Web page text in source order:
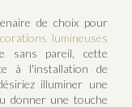
de choix pour
lumineuses
sans pareil, cette
à l'installation de
illuminer une
donner une touche